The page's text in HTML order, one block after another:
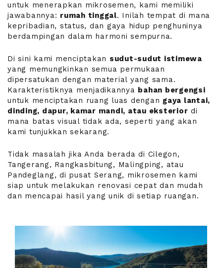
untuk menerapkan mikrosemen, kami memiliki
jawabannya: rumah tinggal. Inilah tempat di mana
kepribadian, status, dan gaya hidup penghuninya
berdampingan dalam harmoni sempurna.
Di sini kami menciptakan sudut-sudut istimewa
yang memungkinkan semua permukaan
dipersatukan dengan material yang sama.
Karakteristiknya menjadikannya bahan bergengsi
untuk menciptakan ruang luas dengan gaya lantai,
dinding, dapur, kamar mandi, atau eksterior di
mana batas visual tidak ada, seperti yang akan
kami tunjukkan sekarang.
Tidak masalah jika Anda berada di Cilegon,
Tangerang, Rangkasbitung, Malingping, atau
Pandeglang, di pusat Serang, mikrosemen kami
siap untuk melakukan renovasi cepat dan mudah
dan mencapai hasil yang unik di setiap ruangan.